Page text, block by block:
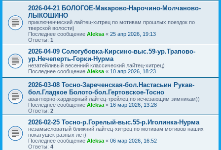
2026-04-21 БОЛОГОЕ-Макарово-Нарочино-Молчаново-
ЛЫКОШИНО
приключенческий лайтец-хитрец по мотивам прошлых поездок по
тверской волости)
Последнее сообщение Aleksa « 25 апр 2026, 19:13
Ответы: 1
2026-04-09 Сологубовка-Кирсино-выс.59-ур.Трапово-
ур.Нечеперть-Горки-Нурма
незатейливый весенний классический лайтец-хитрец)
Последнее сообщение Aleksa « 10 апр 2026, 18:23
2026-03-08 Тосно-Зареченская-бол.Настасьин Рукав-
бол.Гладкое Болото-бол.Гертовское-Тосно
авантюрно-хардкорный лайтец-трейлец по исчезающим зимникам))
Последнее сообщение Aleksa « 16 мар 2026, 13:28
Ответы: 2
2026-02-25 Тосно-р.Горелый-выс.55-р.Иголинка-Нурма
незамысловатый ближний лайтец-хитрец по мотивам мотивов наших
покатушек разных лет)
Последнее сообщение Aleksa « 06 мар 2026, 16:52
Ответы: 4